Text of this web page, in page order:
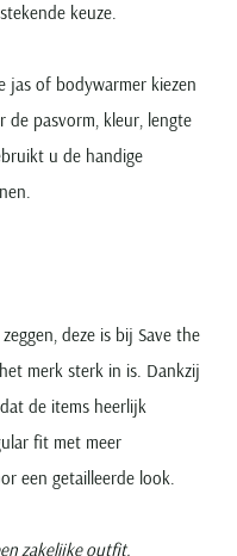
keuze.
jas of bodywarmer kiezen
de pasvorm, kleur, lengte
u de handige
deze is bij Save the
merk sterk in is. Dankzij
de items heerlijk
fit met meer
een getailleerde look.
zakelijke outfit.